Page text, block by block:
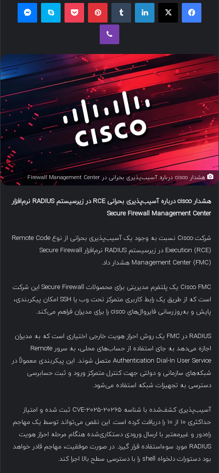
ا
ا
م
ل
فیسبوک ایکس لینکداین پینتریست پاکت اسکایپ
وایبر
هشدار cisco درباره آسیب‌پذیری بحرانی در Firewall Management Center
هشدارciscoدرباره آسیب‌پذیری بحرانی RCE در زیرسیستم RADIUS
نرم‌افزار
Secure Firewall Management Center
شرکت Cisco نسبت به وجود یک آسیب‌پذیری بحرانی از نوع Remote Code
Execution (RCE) در زیرسیستم RADIUS نرم‌افزار Secure Firewall
Management Center (FMC) هشدار داد.
Cisco FMC یک پلتفرم مدیریتی برای محصولات Secure Firewall این شرکت
است که از طریق یک رابط کاربری متمرکز تحت وب یا SSH امکان پیکربندی،
پایش و به‌روزرسانی فایروال‌های cisco را برای مدیران فراهم می‌کند.
RADIUS در FMC یک روش احراز هویت خارجی اختیاری است که به مدیران
اجازه می‌دهد به جای استفاده از حساب‌های محلی، به سرور Remote
Authentication Dial-In User Service متصل شوند. این پیکربندی معمولاً در
شبکه‌های سازمانی و دولتی جهت کنترل متمرکز ورود و ثبت حسابرسی
دسترسی به تجهیزات شبکه استفاده می‌شود.
آسیب‌پذیری کشف‌شده با شناسه CVE-2025-20265 ثبت شده و امتیاز
حداکثری ۱۰ از ۱۰ را دریافت کرده است. این نقص می‌تواند توسط یک مهاجم
راه‌دور و غیرمعتبر با ارسال ورودی دستکاری‌شده هنگام مرحله احراز هویت
RADIUS مورد سوءاستفاده قرار گیرد. در صورت موفقیت، مهاجم قادر خواهد
بود دستورات دلخواه shell را با دسترسی سطح بالا اجرا کند.